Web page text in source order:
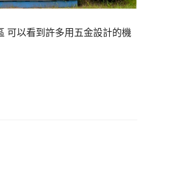
可以看到許多用五金設計的機